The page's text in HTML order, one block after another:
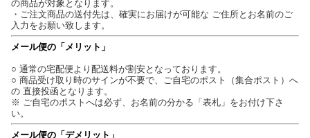
の商品が対象となります。
・ご注文商品の送付先は、確実にお届けが可能な ご住所とお名前のご
入力をお願い致します。
メール便の「メリット」
○ 通常の宅配便より配送料が割安となっております。
○ 商品受け取り時のサインが不要で、ご自宅のポスト（集合ポスト）へ
の 直接投函となります。
※ ご自宅のポストへは必ず、お名前の分かる「表札」をお付け下さ
い。
メール便の「デメリット」